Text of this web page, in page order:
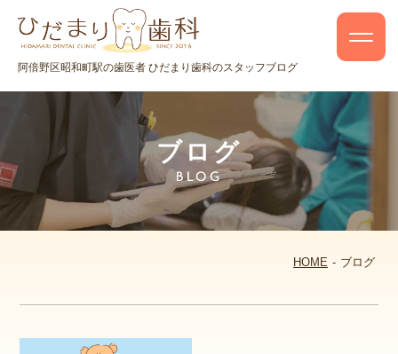
阿倍野区昭和町駅の歯医者 ひだまり歯科のスタッフブログ
ブログ
BLOG
HOME ブログ